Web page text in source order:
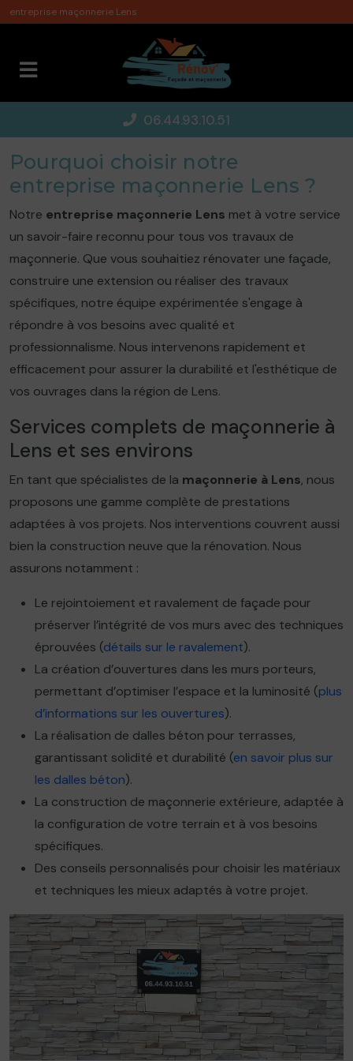
entreprise maçonnerie Lens
06.44.93.10.51
Pourquoi choisir notre
entreprise maçonnerie Lens ?
Notre entreprise maçonnerie Lens met à votre service
un savoir-faire reconnu pour tous vos travaux de
maçonnerie. Que vous souhaitiez rénovater une façade,
construire une extension ou réaliser des travaux
spécifiques, notre équipe expérimentée s'engage à
répondre à vos besoins avec qualité et
professionnalisme. Nous intervenons rapidement et
efficacement pour assurer la durabilité et l'esthétique de
vos ouvrages dans la région de Lens.
Services complets de maçonnerie à
Lens et ses environs
En tant que spécialistes de la maçonnerie à Lens, nous
proposons une gamme complète de prestations
adaptées à vos projets. Nos interventions couvrent aussi
bien la construction neuve que la rénovation. Nous
assurons notamment :
Le rejointoiement et ravalement de façade pour
préserver l’intégrité de vos murs avec des techniques
éprouvées (détails sur le ravalement).
La création d’ouvertures dans les murs porteurs,
permettant d’optimiser l’espace et la luminosité (plus
d’informations sur les ouvertures).
La réalisation de dalles béton pour terrasses,
garantissant solidité et durabilité (en savoir plus sur
les dalles béton).
La construction de maçonnerie extérieure, adaptée à
la configuration de votre terrain et à vos besoins
spécifiques.
Des conseils personnalisés pour choisir les matériaux
et techniques les mieux adaptés à votre projet.
Panneau de gestion des cookies